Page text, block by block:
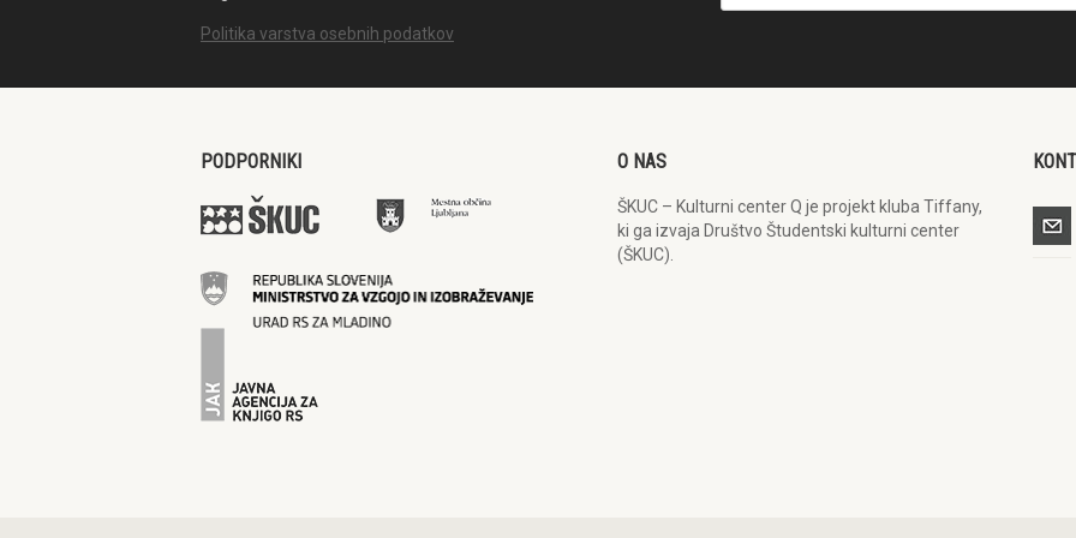
Politika varstva osebnih podatkov
PODPORNIKI O NAS
ŠKUC – Kulturni center Q je projekt kluba Tiffany,
ki ga izvaja Društvo Študentski kulturni center
(ŠKUC).